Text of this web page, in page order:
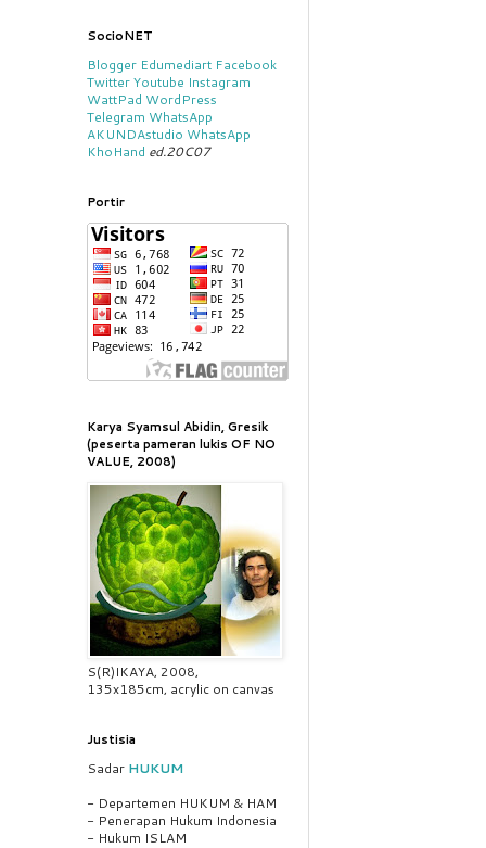
SocioNET
Blogger Edumediart Facebook
TwitterYoutube Instagram
WattPad WordPress
Telegram WhatsApp
AKUNDAstudio WhatsApp
KhoHand ed.20C07
Portir
Karya Syamsul Abidin, Gresik
(peserta pameran lukis OF NO
VALUE, 2008)
S(R)IKAYA, 2008,
135x185cm, acrylic on canvas
Justisia
Sadar HUKUM
- Departemen HUKUM & HAM
- Penerapan Hukum Indonesia
- Hukum ISLAM